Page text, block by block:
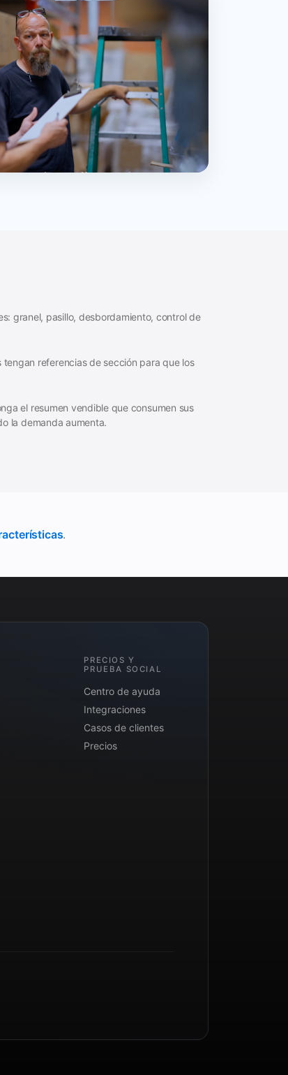
granel, pasillo, desbordamiento, control de
referencias de sección para que los
el resumen vendible que consumen sus
la demanda aumenta.
.
PRECIOS Y
PRUEBA SOCIAL
Centro de ayuda
Integraciones
Casos de clientes
Precios